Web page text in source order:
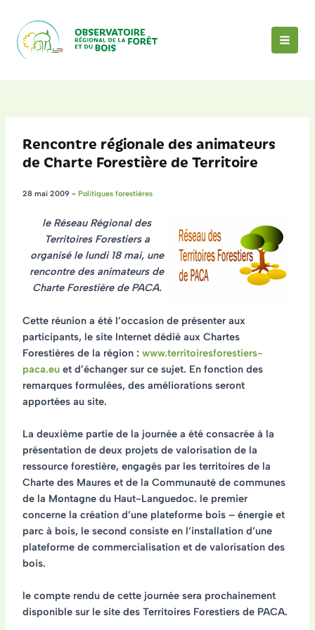
contenu
Rencontre régionale des animateurs
de Charte Forestière de Territoire
28 mai 2009 - Politiques forestières
le Réseau Régional des
Territoires Forestiers a
organisé le lundi 18 mai, une
rencontre des animateurs de
Charte Forestière de PACA.
Cette réunion a été l’occasion de présenter aux
participants, le site Internet dédié aux Chartes
Forestières de la région : www.territoiresforestiers-
paca.euet d’échanger sur ce sujet. En fonction des
remarques formulées, des améliorations seront
apportées au site.
La deuxième partie de la journée a été consacrée à la
présentation de deux projets de valorisation de la
ressource forestière, engagés par les territoires de la
Charte des Maures et de la Communauté de communes
de la Montagne du Haut-Languedoc. le premier
concerne la création d’une plateforme bois – énergie et
parc à bois, le second consiste en l’installation d’une
plateforme de commercialisation et de valorisation des
bois.
le compte rendu de cette journée sera prochainement
disponible sur le site des Territoires Forestiers de PACA.